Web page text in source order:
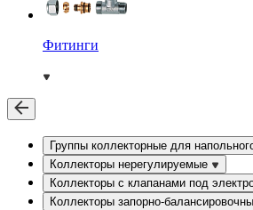
Фитинги
Группы коллекторные для
Коллекторы нерегулируемые
Коллекторы с клапанами под
Коллекторы запорно-